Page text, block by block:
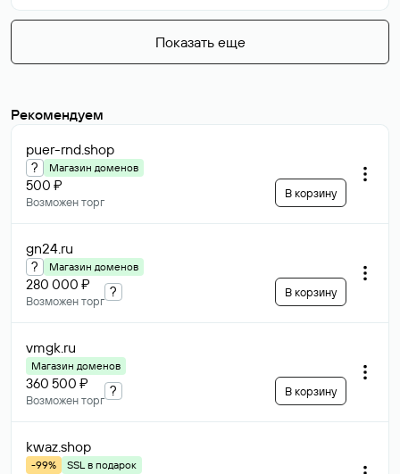
Показать еще
Рекомендуем
puer-rnd.shop
? Магазин доменов
500 ₽
Возможен торг
В корзину
gn24.ru
? Магазин доменов
280 000 ₽
Возможен торг
? В корзину
vmgk.ru
Магазин доменов
360 500 ₽
Возможен торг
? В корзину
kwaz.shop
-99%
SSL в подарок